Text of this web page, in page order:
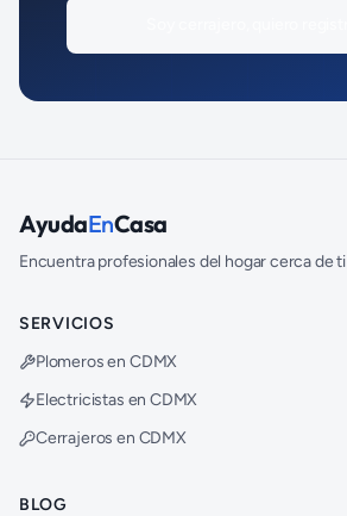
AyudaEnCasa
Encuentra profesionales del hogar cerca de ti
SERVICIOS
Plomeros en CDMX
Electricistas en CDMX
Cerrajeros en CDMX
BLOG